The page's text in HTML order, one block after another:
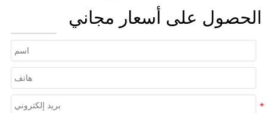
الحصول على أسعار مجاني